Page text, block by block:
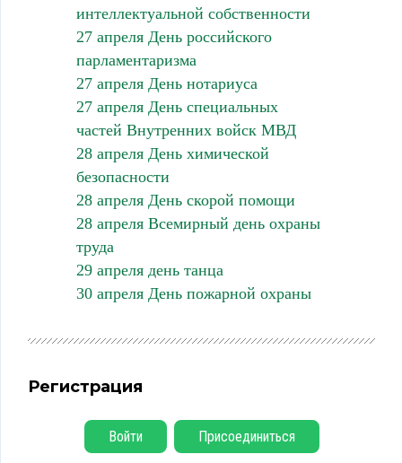
интеллектуальной собственности
27 апреля День российского
парламентаризма
27 апреля День нотариуса
27 апреля День специальных
частей Внутренних войск МВД
28 апреля День химической
безопасности
28 апреля День скорой помощи
28 апреля Всемирный день охраны
труда
29 апреля день танца
30 апреля День пожарной охраны
Регистрация
Войти Присоединиться